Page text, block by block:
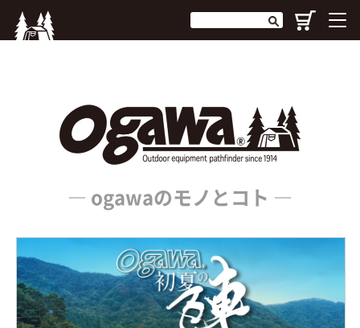
― ogawaのモノとコト ―